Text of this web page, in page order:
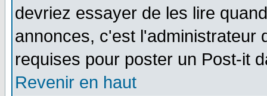
devriez essayer de les lire
annonces, c'est l'administrateur
requises pour poster un Post-it
Revenir en haut